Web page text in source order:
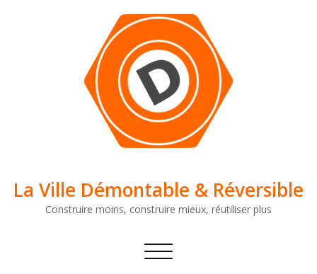
La Ville Démontable & Réversible
Construire moins, construire mieux, réutiliser plus
Afficher/masquer